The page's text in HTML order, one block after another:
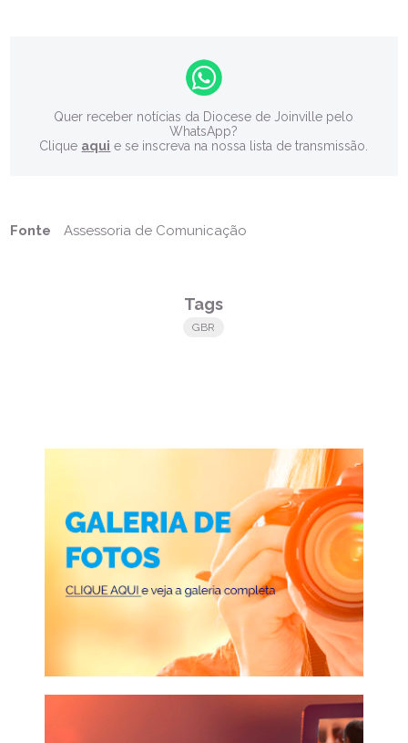
Quer receber notícias da Diocese de Joinville pelo
WhatsApp?
Clique aqui e se inscreva na nossa lista de transmissão.
Fonte Assessoria de Comunicação
Tags
GBR